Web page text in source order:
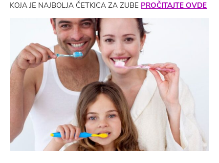
KOJA JE NAJBOLJA ČETKICA ZA ZUBE PROČITAJTE OVDE